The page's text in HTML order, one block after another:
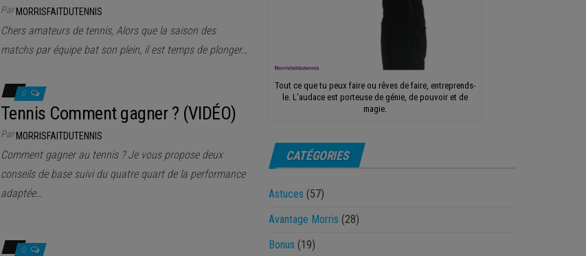
ParMORRISFAITDUTENNIS
Chers amateurs de tennis, Alors que la saison des
matchs par équipe bat son plein, il est temps de plonger…
0
Tennis Comment gagner ? (VIDÉO)
ParMORRISFAITDUTENNIS
Comment gagner au tennis ? Je vous propose deux
conseils de base suivi du quatre quart de la performance
adaptée…
0
Tout ce que tu peux faire ou rêves de faire, entreprends-
le. L'audace est porteuse de génie, de pouvoir et de
magie.
CATÉGORIES
Astuces (57)
Avantage Morris (28)
Bonus (19)